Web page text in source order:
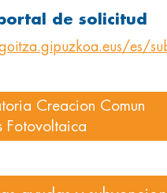
de solicitud
es/
Creacion Comun
Fotovoltaica